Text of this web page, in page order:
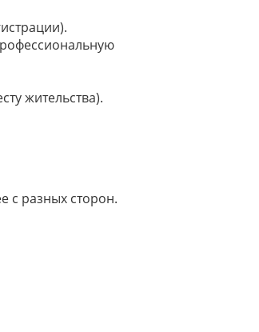
жительства).
с разных сторон.